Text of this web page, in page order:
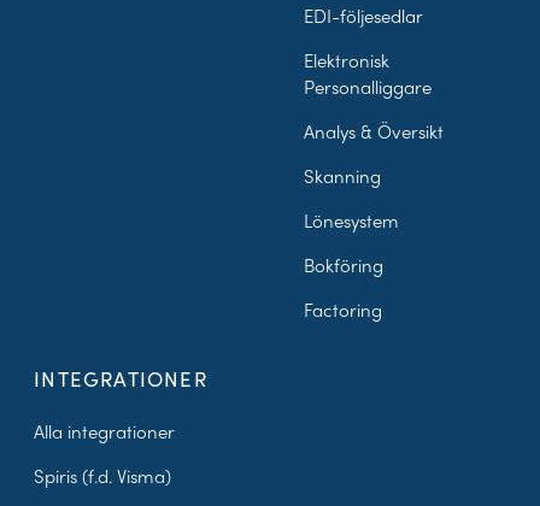
EDI-följesedlar
Elektronisk
Personalliggare
Analys & Översikt
Skanning
Lönesystem
Bokföring
Factoring
INTEGRATIONER
Alla integrationer
Spiris (f.d. Visma)